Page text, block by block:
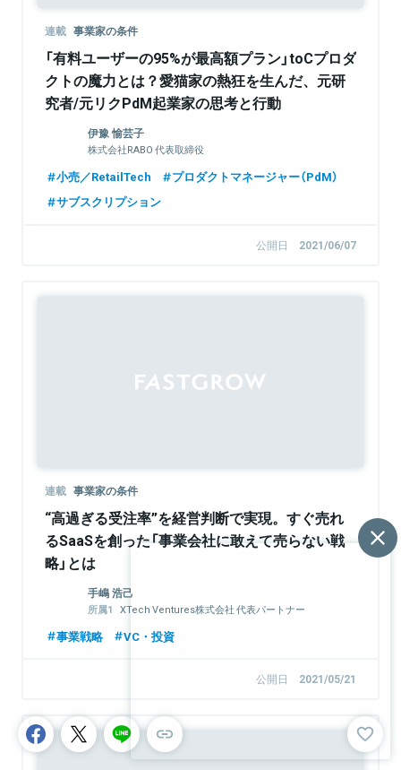
連載 事業家の条件
「有料ユーザーの95%が最高額プラン」toCプロダ
クトの魔力とは？愛猫家の熱狂を生んだ、元研
究者/元リクPdM起業家の思考と行動
伊豫 愉芸子
株式会社RABO 代表取締役
小売／RetailTech
プロダクトマネージャー（PdM）
サブスクリプション
公開日 2021/06/07
連載 事業家の条件
“高過ぎる受注率”を経営判断で実現。すぐ売れ
るSaaSを創った「事業会社に敢えて売らない戦
略」とは
手嶋 浩己
XTech Ventures株式会社 代表パートナー
事業戦略 VC・投資
公開日 2021/05/21